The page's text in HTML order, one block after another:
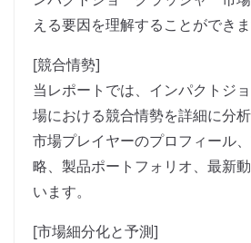
える要因を理解することができま
[競合情勢]
当レポートでは、インパクトジ
場における競合情勢を詳細に分
市場プレイヤーのプロフィール
略、製品ポートフォリオ、最新
います。
[市場細分化と予測]